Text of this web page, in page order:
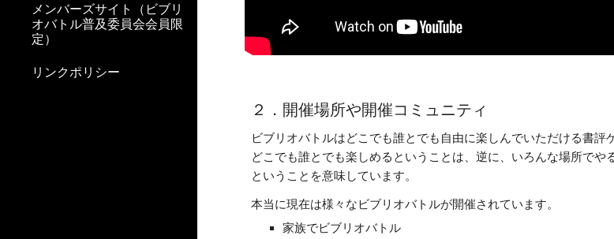
メンバーズサイト（ビブリ
オバトル普及委員会会員限
定）
リンクポリシー
２．開催場所や開催コミュニティ
ビブリオバトルはどこでも誰とでも自由に楽しんでいただける書評
どこでも誰とでも楽しめるということは、逆に、いろんな場所で
ということを意味しています。
本当に現在は様々なビブリオバトルが開催されています。
家族でビブリオバトル